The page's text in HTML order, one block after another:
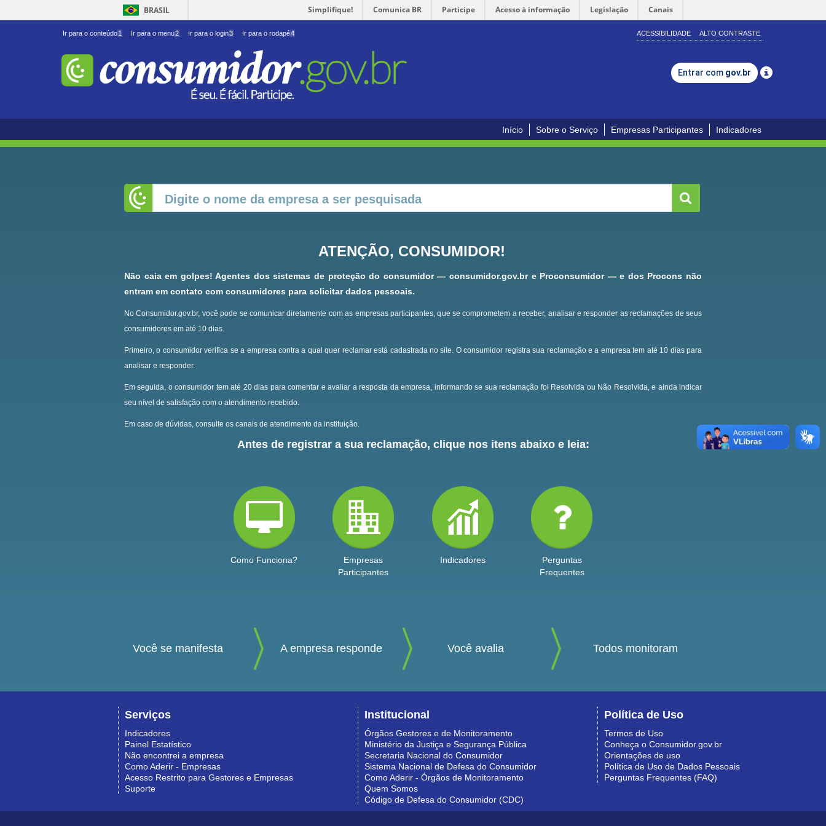
BRASIL Simplifique! Comunica BR Participe Acesso à informação Legislação Canais
Ir para o conteúdo1 Ir para o menu2 Ir para o login3 Ir para o rodapé4 ACESSIBILIDADE ALTO CONTRASTE
Entrar com gov.br
Início Sobre o Serviço Empresas Participantes Indicadores
ATENÇÃO, CONSUMIDOR!
Não caia em golpes! Agentes dos sistemas de proteção do consumidor — consumidor.gov.br e Proconsumidor — e dos Procons não
entram em contato com consumidores para solicitar dados pessoais.
No Consumidor.gov.br, você pode se comunicar diretamente com as empresas participantes, que se comprometem a receber, analisar e responder as reclamações de seus
consumidores em até 10 dias.
Primeiro, o consumidor verifica se a empresa contra a qual quer reclamar está cadastrada no site. O consumidor registra sua reclamação e a empresa tem até 10 dias para
analisar e responder.
Em seguida, o consumidor tem até 20 dias para comentar e avaliar a resposta da empresa, informando se sua reclamação foi Resolvida ou Não Resolvida, e ainda indicar
seu nível de satisfação com o atendimento recebido.
Em caso de dúvidas, consulte os canais de atendimento da instituição.
Antes de registrar a sua reclamação, clique nos itens abaixo e leia:
Como Funciona?
Empresas
Participantes
Indicadores
Perguntas
Frequentes
Você se manifesta A empresa responde Você avalia Todos monitoram
Serviços
Indicadores
Painel Estatístico
Não encontrei a empresa
Como Aderir - Empresas
Acesso Restrito para Gestores e Empresas
Suporte
Institucional
Órgãos Gestores e de Monitoramento
Ministério da Justiça e Segurança Pública
Secretaria Nacional do Consumidor
Sistema Nacional de Defesa do Consumidor
Como Aderir - Órgãos de Monitoramento
Quem Somos
Código de Defesa do Consumidor (CDC)
Política de Uso
Termos de Uso
Conheça o Consumidor.gov.br
Orientações de uso
Política de Uso de Dados Pessoais
Perguntas Frequentes (FAQ)